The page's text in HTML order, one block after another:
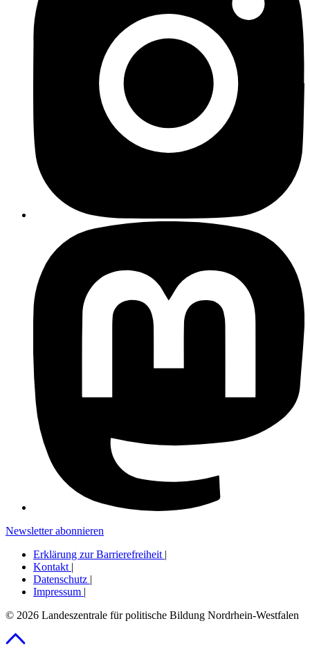
Newsletter abonnieren
Erklärung zur Barrierefreiheit |
Kontakt |
Datenschutz |
Impressum |
© 2026 Landeszentrale für politische Bildung Nordrhein-Westfalen